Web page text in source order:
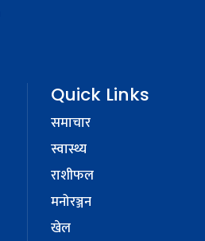
Quick Links
समाचार
स्वास्थ्य
राशीफल
मनोरञ्जन
खेल